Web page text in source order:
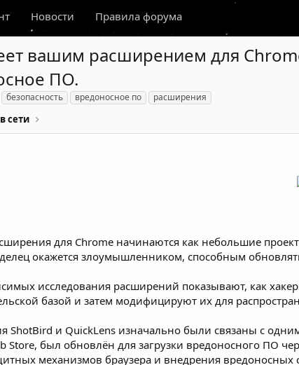
Новости Правила форума
вашим расширением для
ПО.
безопасность вредоносное по расширения
сети
для Chrome начинаются как небольшие
окажется злоумышленником, способным
исследования расширений показывают, как
базой и затем модифицируют их для
ShotBird и QuickLens изначально были связаны с
Store, был обновлён для загрузки вредоносного ПО
механизмов браузера и внедрения